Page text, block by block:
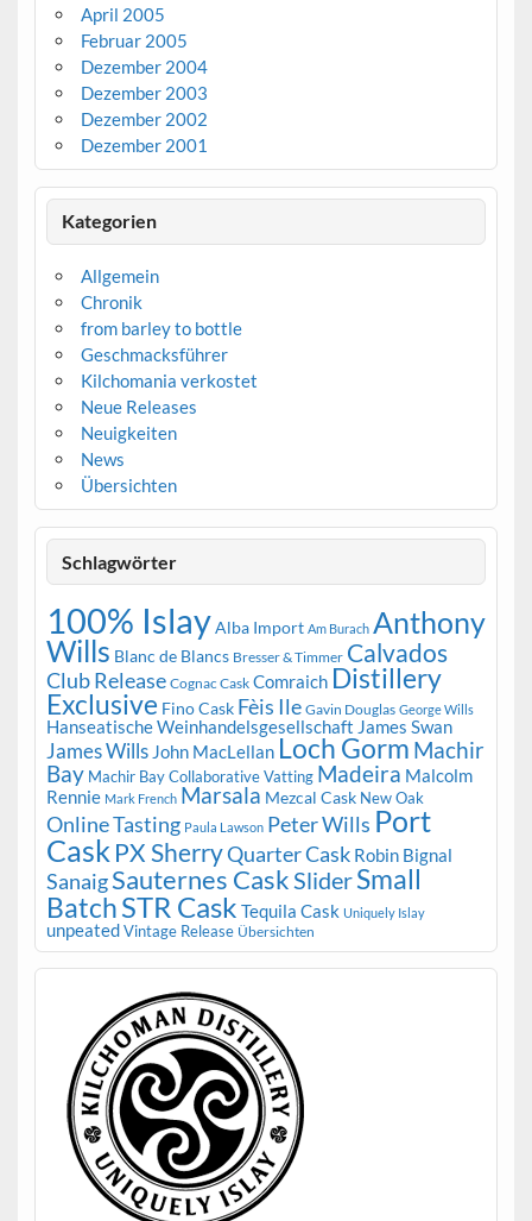
April 2005
Februar 2005
Dezember 2004
Dezember 2003
Dezember 2002
Dezember 2001
Kategorien
Allgemein
Chronik
from barley to bottle
Geschmacksführer
Kilchomania verkostet
Neue Releases
Neuigkeiten
News
Übersichten
Schlagwörter
100% IslayAlba Import Am Burach Anthony
Wills Blanc de Blancs Bresser & Timmer Calvados
Club Release Cognac Cask Comraich Distillery
Exclusive Fino Cask Fèis Ile Gavin Douglas George Wills
Hanseatische Weinhandelsgesellschaft James Swan
James Wills John MacLellan Loch Gorm Machir
Bay Machir Bay Collaborative Vatting Madeira Malcolm
Rennie Mark French Marsala Mezcal Cask New Oak
Online Tasting Paula Lawson Peter Wills Port
Cask PX SherryQuarter Cask Robin Bignal
SanaigSauternes CaskSliderSmall
BatchSTR Cask Tequila Cask Uniquely Islay
unpeated Vintage Release Übersichten